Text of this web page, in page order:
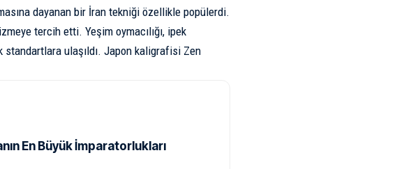
dayanan bir İran tekniği özellikle popülerdi.
tercih etti. Yeşim oymacılığı, ipek
standartlara ulaşıldı. Japon kaligrafisi Zen
En Büyük İmparatorlukları